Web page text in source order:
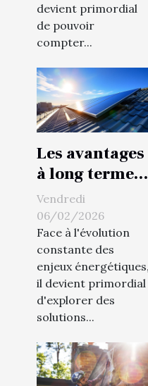
devient primordial
de pouvoir
compter...
Les avantages
à long terme
des
installations
thermiques
solaires
Vendredi
06/02/2026
Face à l'évolution
constante des
enjeux énergétiques,
il devient primordial
d'explorer des
solutions...